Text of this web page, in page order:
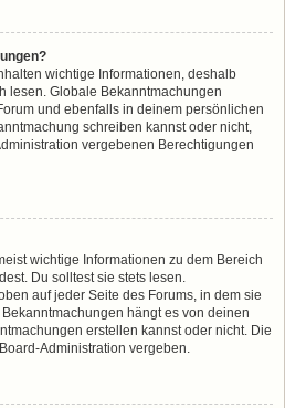
wichtige Informationen, deshalb
lesen. Globale Bekanntmachungen
und ebenfalls in deinem persönlichen
schreiben kannst oder nicht,
vergebenen Berechtigungen
wichtige Informationen zu dem Bereich
Du solltest sie stets lesen.
auf jeder Seite des Forums, in dem sie
hängt es von deinen
erstellen kannst oder nicht. Die
Administration vergeben.